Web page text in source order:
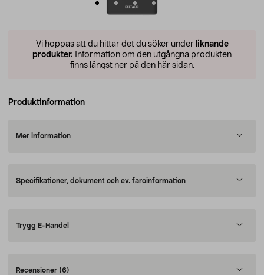
Vi hoppas att du hittar det du söker under liknande
produkter. Information om den utgångna produkten
finns längst ner på den här sidan.
Produktinformation
Mer information
Specifikationer, dokument och ev. faroinformation
Trygg E-Handel
Recensioner (6)